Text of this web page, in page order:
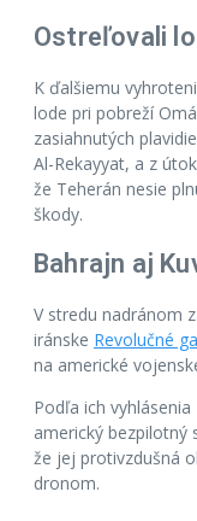
Ostreľovali
K ďalšiemu
lode pri pobreží
zasiahnutých
Al-Rekayyat, a z
že Teherán nesie
škody.
Bahrajn aj
V stredu nadránom
iránske Revolučné
na americké
Podľa ich
americký bezpilotný
že jej protivzdušná
dronom.